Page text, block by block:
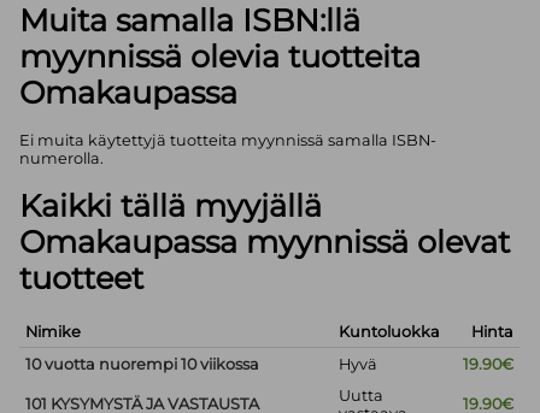
Muita samalla ISBN:llä
myynnissä olevia tuotteita
Omakaupassa
Ei muita käytettyjä tuotteita myynnissä samalla ISBN-
numerolla.
Kaikki tällä myyjällä
Omakaupassa myynnissä olevat
tuotteet
Nimike Kuntoluokka
Hinta
10 vuotta nuorempi 10 viikossa
Hyvä 19.90€
101 KYSYMYSTÄ JA VASTAUSTA
Uutta
19.90€